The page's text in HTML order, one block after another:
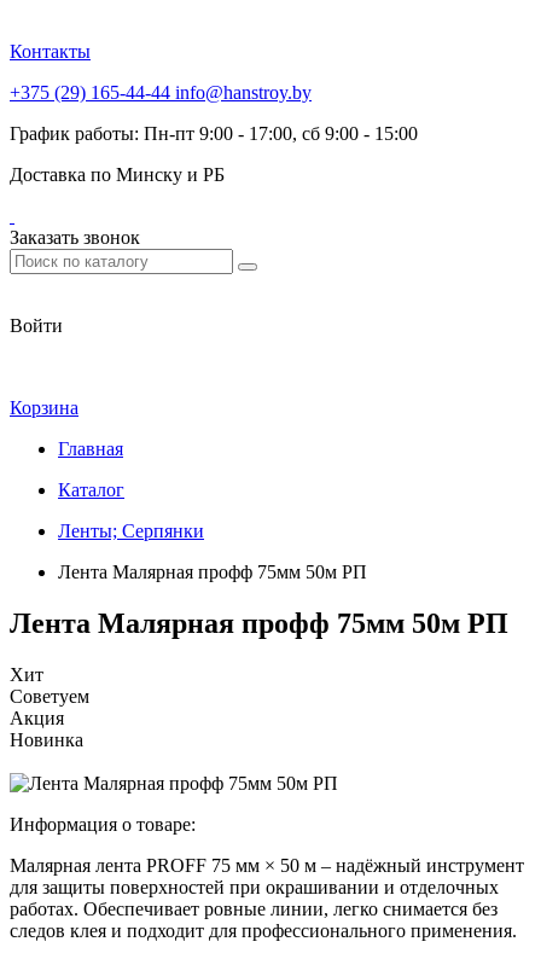
Контакты
+375 (29) 165-44-44 info@hanstroy.by
График работы: Пн-пт 9:00 - 17:00, сб 9:00 - 15:00
Доставка по Минску и РБ
Заказать звонок
Войти
Корзина
Главная
Каталог
Ленты; Серпянки
Лента Малярная профф 75мм 50м РП
Лента Малярная профф 75мм 50м РП
Хит
Советуем
Акция
Новинка
Информация о товаре:
Малярная лента PROFF 75 мм × 50 м – надёжный инструмент
для защиты поверхностей при окрашивании и отделочных
работах. Обеспечивает ровные линии, легко снимается без
следов клея и подходит для профессионального применения.